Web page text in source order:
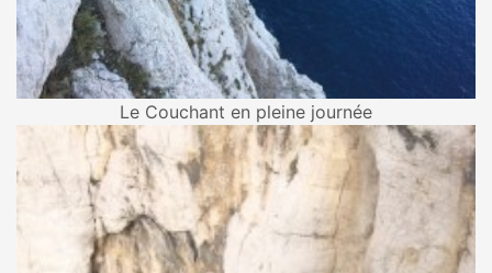
Le Couchant en pleine journée